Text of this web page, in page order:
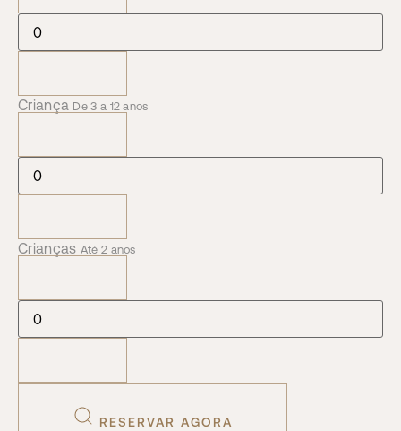
Criança De 3 a 12 anos
Crianças Até 2 anos
RESERVAR AGORA